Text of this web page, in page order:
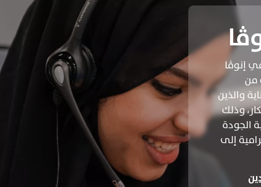
إنوڤا
من
والذين
وذلك
الجودة
إلى